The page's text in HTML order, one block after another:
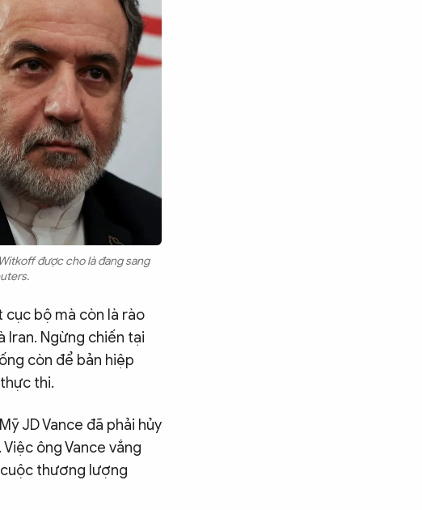
được cho là đang sang
cục bộ mà còn là rào
Iran. Ngừng chiến tại
còn để bản hiệp
thi.
JD Vance đã phải hủy
ông Vance vắng
cuộc thương lượng